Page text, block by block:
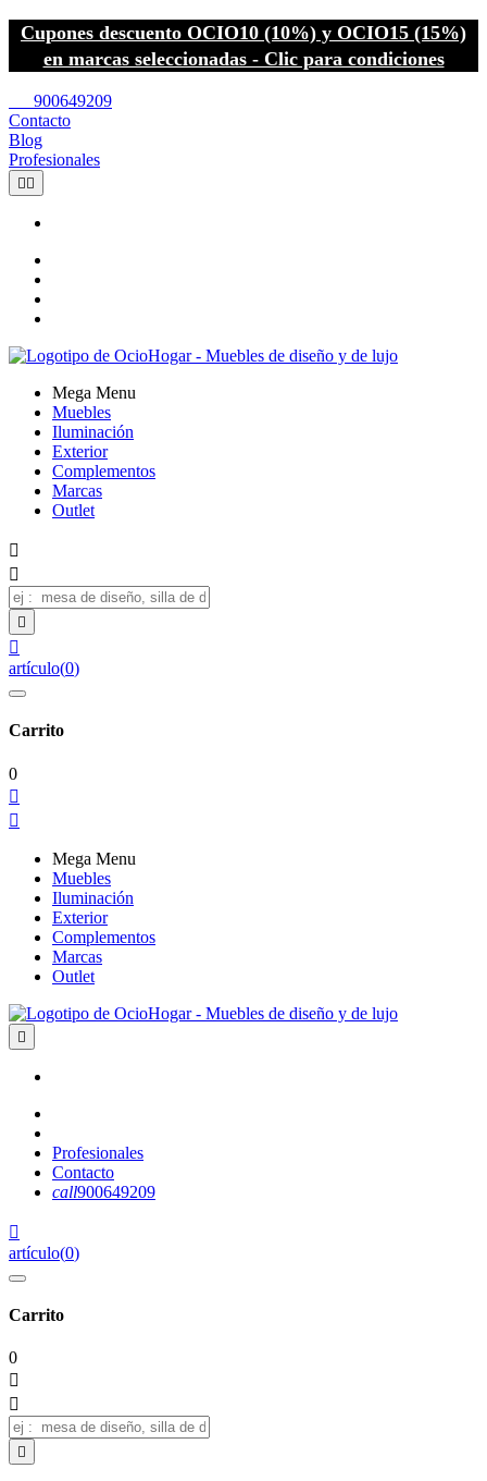
Cupones descuento OCIO10 (10%) y OCIO15 (15%)
en marcas seleccionadas - Clic para condiciones
900649209
Contacto
Blog
Profesionales
 
Mega Menu
Muebles
Iluminación
Exterior
Complementos
Marcas
Outlet




artículo(0)
Carrito
0


Mega Menu
Muebles
Iluminación
Exterior
Complementos
Marcas
Outlet

Profesionales
Contacto
call900649209

artículo(0)
Carrito
0


